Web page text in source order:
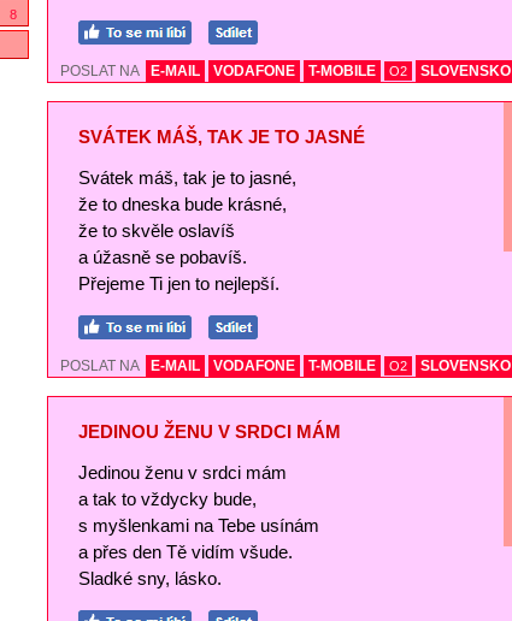
8
POSLAT NA E-MAIL VODAFONE T-MOBILE O2 SLOVENSKO
SVÁTEK MÁŠ, TAK JE TO JASNÉ
Svátek máš, tak je to jasné,
že to dneska bude krásné,
že to skvěle oslavíš
a úžasně se pobavíš.
Přejeme Ti jen to nejlepší.
POSLAT NA E-MAIL VODAFONE T-MOBILE O2 SLOVENSKO
JEDINOU ŽENU V SRDCI MÁM
Jedinou ženu v srdci mám
a tak to vždycky bude,
s myšlenkami na Tebe usínám
a přes den Tě vidím všude.
Sladké sny, lásko.